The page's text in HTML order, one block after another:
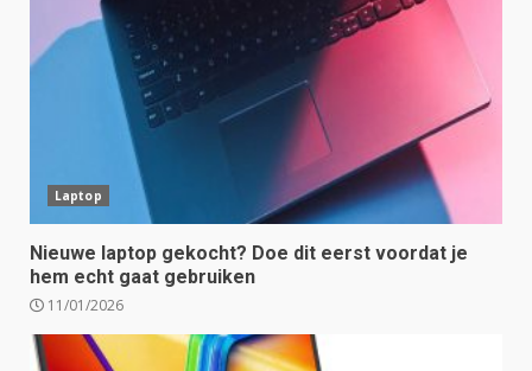
Laptop
Nieuwe laptop gekocht? Doe dit eerst voordat je
hem echt gaat gebruiken
11/01/2026